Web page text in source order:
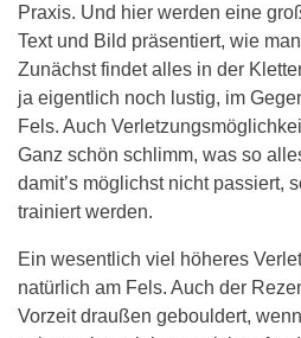
Praxis. Und hier werden eine
Text und Bild präsentiert, wie
Zunächst findet alles in der
ja eigentlich noch lustig, im
Fels. Auch
Ganz schön schlimm, was so
damit’s möglichst nicht passiert,
trainiert werden.
Ein wesentlich viel höheres
natürlich am Fels. Auch der
Vorzeit draußen gebouldert,